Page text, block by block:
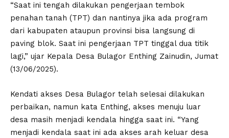
“Saat ini tengah dilakukan pengerjaan tembok
penahan tanah (TPT) dan nantinya jika ada program
dari kabupaten ataupun provinsi bisa langsung di
paving blok. Saat ini pengerjaan TPT tinggal dua titik
lagi,” ujar Kepala Desa Bulagor Enthing Zainudin, Jumat
(13/06/2025).
Kendati akses Desa Bulagor telah selesai dilakukan
perbaikan, namun kata Enthing, akses menuju luar
desa masih menjadi kendala hingga saat ini. “Yang
menjadi kendala saat ini ada akses arah keluar desa